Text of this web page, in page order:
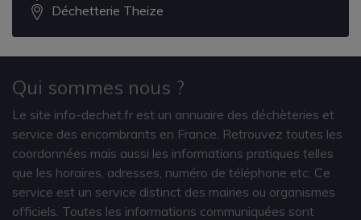
Déchetterie Theize
Qui sommes nous ?
Le site info-dechet.fr est un annuaire des déchèteries et
service des encombrants en France. Retrouvez toutes les
coordonnées mais aussi les informations pratiques telles
que les horaires, adresses, numéro de téléphone etc. Ce
service est un service distinct des mairies ou organismes
officiels. Toutes les informations communiquées sont